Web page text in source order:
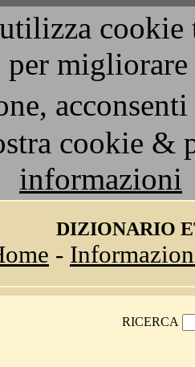
cookie &
informazioni
DIZIONARIO
-
RICERCA